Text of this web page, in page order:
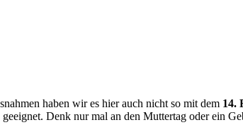
haben wir es hier auch nicht so mit dem 14.
Denk nur mal an den Muttertag oder ein